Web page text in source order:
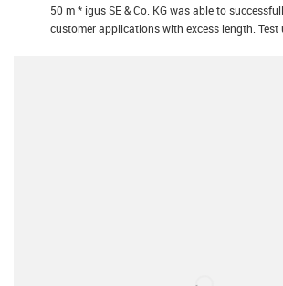
50 m * igus SE & Co. KG was able to
customer applications with excess length. Test